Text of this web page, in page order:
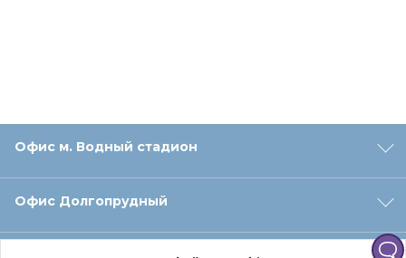
Офис м. Водный стадион
Офис Долгопрудный